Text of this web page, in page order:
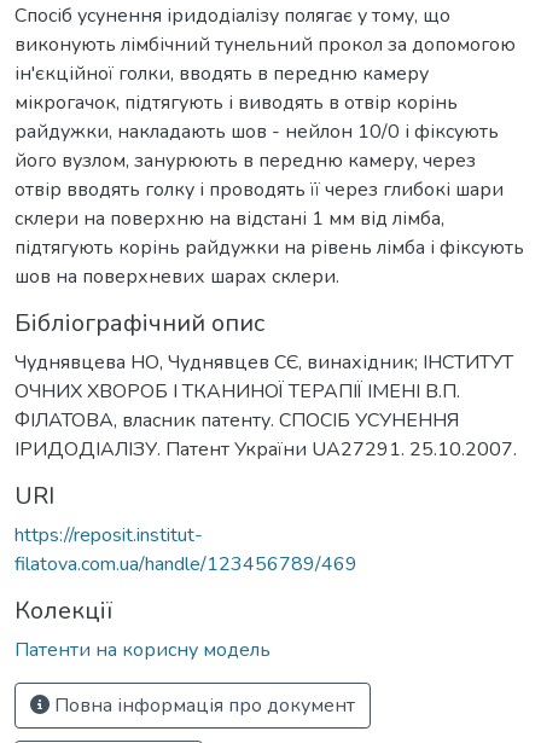
Спосіб усунення іридодіалізу полягає у тому, що
виконують лімбічний тунельний прокол за допомогою
ін'єкційної голки, вводять в передню камеру
мікрогачок, підтягують і виводять в отвір корінь
райдужки, накладають шов - нейлон 10/0 і фіксують
його вузлом, занурюють в передню камеру, через
отвір вводять голку і проводять її через глибокі шари
склери на поверхню на відстані 1 мм від лімба,
підтягують корінь райдужки на рівень лімба і фіксують
шов на поверхневих шарах склери.
Бібліографічний опис
Чуднявцева НО, Чуднявцев СЄ, винахідник; ІНСТИТУТ
ОЧНИХ ХВОРОБ І ТКАНИНОЇ ТЕРАПІЇ ІМЕНІ В.П.
ФІЛАТОВА, власник патенту. СПОСІБ УСУНЕННЯ
ІРИДОДІАЛІЗУ. Патент України UA27291. 25.10.2007.
URI
https://reposit.institut-
filatova.com.ua/handle/123456789/469
Колекції
Патенти на корисну модель
Повна інформація про документ